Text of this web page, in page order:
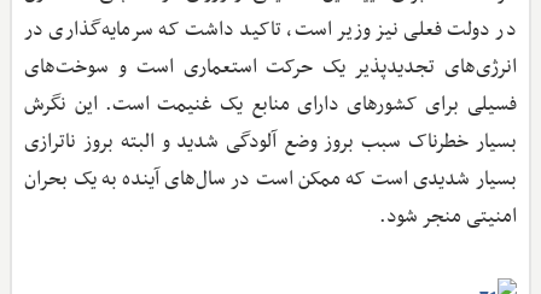
در دولت فعلی نیز وزیر است، تاکید داشت که سرمایه‌گذاری در
انرژی‌های تجدیدپذیر یک حرکت استعماری است و سوخت‌های
فسیلی برای کشورهای دارای منابع یک غنیمت است. این نگرش
بسیار خطرناک سبب بروز وضع آلودگی شدید و البته بروز ناترازی
بسیار شدیدی است که ممکن است در سال‌های آینده به یک بحران
امنیتی منجر شود.